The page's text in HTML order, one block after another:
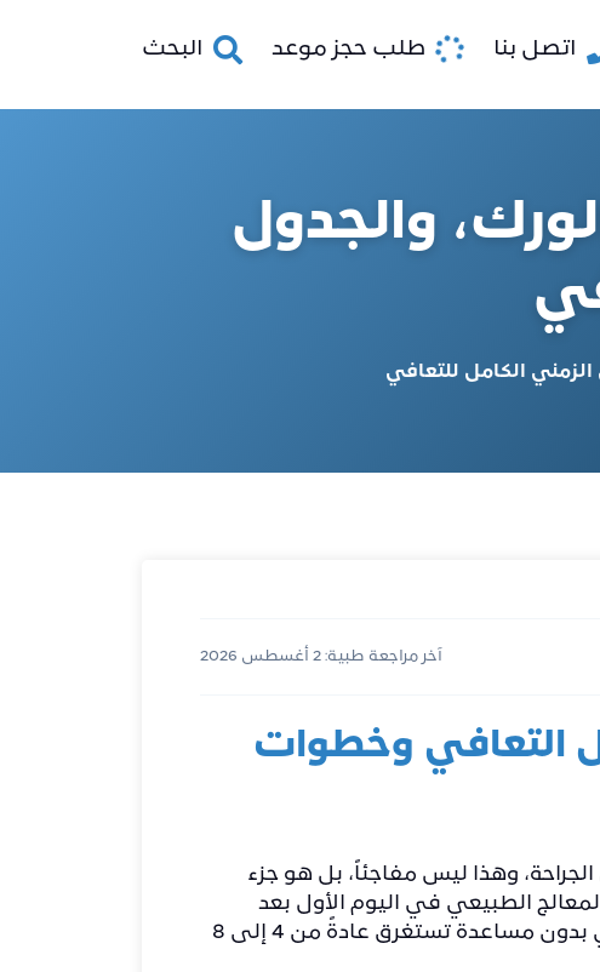
اتصل بنا طلب حجز موعد البحث
والجدول
الكامل للتعافي
آخر مراجعة طبية: 2 أغسطس 2026
التعافي وخطوات
الورك يبدأ في معظم الحالات خلال 24 إلى 48 ساعة من الجراحة، وهذا ليس مفاجئاً، بل هو جزء
الطبيعي في اليوم الأول بعد
العملية، و يمشون مسافات قصيرة بالعكاز بنهاية الأسبوع الأول. العودة للمشي الطبيعي بدون مساعدة تستغرق عادةً من 4 إلى 8